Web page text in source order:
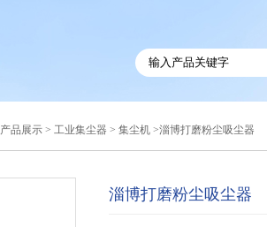
产品展示 > 工业集尘器 > 集尘机 >淄博打磨粉尘吸尘器
淄博打磨粉尘吸尘器